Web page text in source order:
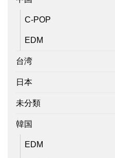
C-POP
EDM
台湾
日本
未分類
韓国
EDM